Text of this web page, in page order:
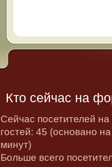
Кто сейчас на
Сейчас посетителей
гостей: 45 (основано
минут)
Больше всего